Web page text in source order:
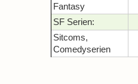
Fantasy
SF Serien:
Sitcoms,
Comedyserien